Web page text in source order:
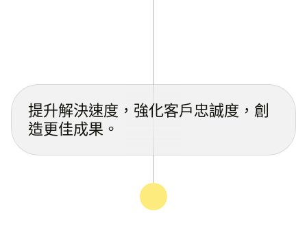
提升解決速度，強化客戶忠誠度，創
造更佳成果。